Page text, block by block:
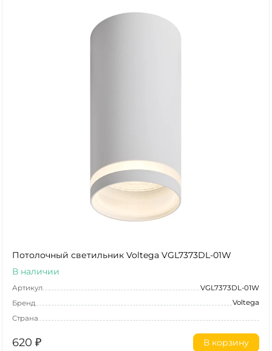
Потолочный светильник Voltega VGL7373DL-01W
В наличии
Артикул
VGL7373DL-01W
Бренд
Voltega
Страна
620 ₽ В корзину